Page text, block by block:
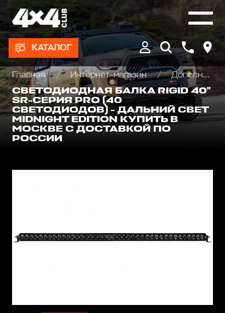
КАТАЛОГ
Главная Интернет-магазин
Дополнительные фары : Светодиодные, Галогеновые , Ксеноновые
СВЕТОДИОДНАЯ БАЛКА RIGID 40"
SR-СЕРИЯ PRO (40
СВЕТОДИОДОВ) - ДАЛЬНИЙ СВЕТ
MIDNIGHT EDITION КУПИТЬ В
МОСКВЕ С ДОСТАВКОЙ ПО
РОССИИ